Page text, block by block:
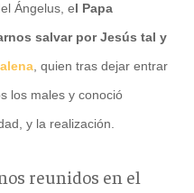
Ángelus, el Papa
salvar por Jesús tal y
, quien tras dejar entrar
los males y conoció
y la realización.
reunidos en el